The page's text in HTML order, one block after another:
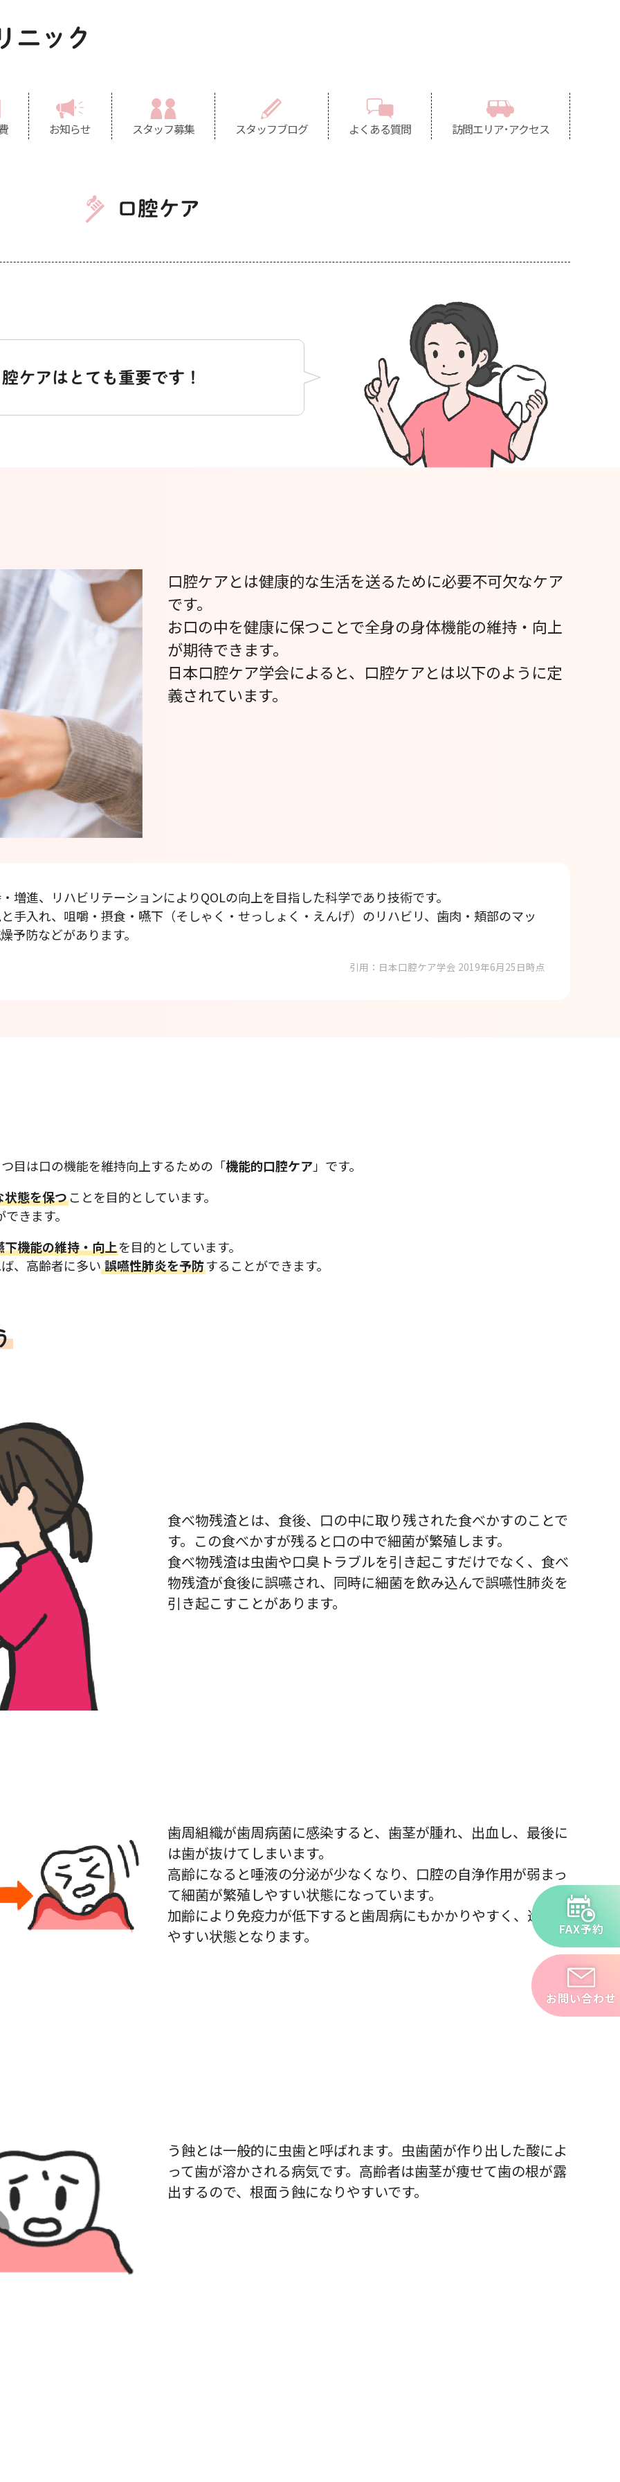
ニック
お知らせ スタッフ募集 スタッフブログ よくある質問 訪問エリア･アクセス
口腔ケア
ケアはとても重要です！
口腔ケアとは健康的な生活を送るために必要不可欠なケア
です。
お口の中を健康に保つことで全身の身体機能の維持・向上
が期待できます。
日本口腔ケア学会によると、口腔ケアとは以下のように定
義されています。
増進、リハビリテーションによりQOLの向上を目指した科学であり技術です。
手入れ、咀嚼・摂食・嚥下（そしゃく・せっしょく・えんげ）のリハビリ、歯肉・頬部のマッ
予防などがあります。
引用：日本口腔ケア学会 2019年6月25日時点
目は口の機能を維持向上するための「機能的口腔ケア」です。
状態を保つことを目的としています。
できます。
下機能の維持・向上を目的としています。
、高齢者に多い 誤嚥性肺炎を予防することができます。
食べ物残渣とは、食後、口の中に取り残された食べかすのことで
す。この食べかすが残ると口の中で細菌が繁殖します。
食べ物残渣は虫歯や口臭トラブルを引き起こすだけでなく、食べ
物残渣が食後に誤嚥され、同時に細菌を飲み込んで誤嚥性肺炎を
引き起こすことがあります。
歯周組織が歯周病菌に感染すると、歯茎が腫れ、出血し、最後に
は歯が抜けてしまいます。
高齢になると唾液の分泌が少なくなり、口腔の自浄作用が弱まっ
て細菌が繁殖しやすい状態になっています。
加齢により免疫力が低下すると歯周病にもかかりやすく、進行し
やすい状態となります。
う蝕とは一般的に虫歯と呼ばれます。虫歯菌が作り出した酸によ
って歯が溶かされる病気です。高齢者は歯茎が痩せて歯の根が露
出するので、根面う蝕になりやすいです。
FAX予約
お問い合わせ